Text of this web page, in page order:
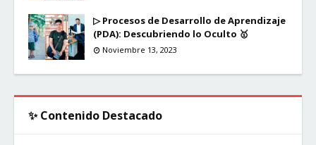
▷ Procesos de Desarrollo de Aprendizaje
(PDA): Descubriendo lo Oculto 🥇
Noviembre 13, 2023
✨ Contenido Destacado